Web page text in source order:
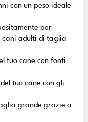
con un peso ideale
per
cani adulti di taglia
tuo cane con fonti
tuo cane con gli
grande grazie a